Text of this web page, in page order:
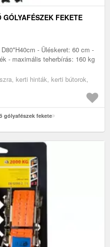
FEKETE
- Üléskeret: 60 cm -
- maximális teherbírás: 160 kg
kerti hinták, kerti bútorok,
gólyafészek fekete